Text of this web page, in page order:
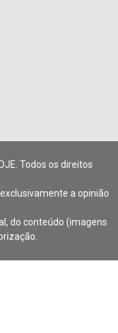
Todos os direitos
a opinião
do conteúdo (imagens